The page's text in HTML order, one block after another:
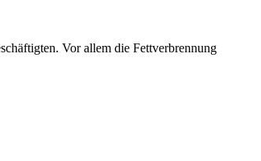
Vor allem die Fettverbrennung